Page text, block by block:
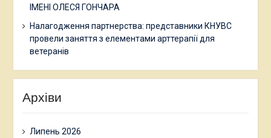
ІМЕНІ ОЛЕСЯ ГОНЧАРА
Налагодження партнерства: представники КНУВС
провели заняття з елементами арттерапії для
ветеранів
Архіви
Липень 2026